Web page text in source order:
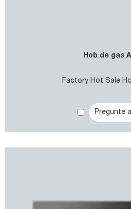
Hob de gas
Factory Hot Sale
Pregunte